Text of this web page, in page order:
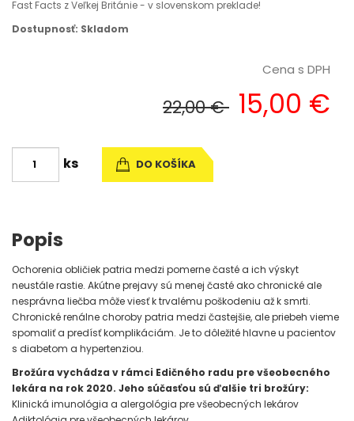
Fast Facts z Veľkej Británie - v slovenskom preklade!
Dostupnosť: Skladom
Cena s DPH
22,00 € 15,00 €
ks DO KOŠÍKA
Popis
Ochorenia obličiek patria medzi pomerne časté a ich výskyt
neustále rastie. Akútne prejavy sú menej časté ako chronické ale
nesprávna liečba môže viesť k trvalému poškodeniu až k smrti.
Chronické renálne choroby patria medzi častejšie, ale priebeh vieme
spomaliť a predísť komplikáciám. Je to dôležité hlavne u pacientov
s diabetom a hypertenziou.
Brožúra vychádza v rámci Edičného radu pre všeobecného
lekára na rok 2020. Jeho súčasťou sú ďalšie tri brožúry:
Klinická imunológia a alergológia pre všeobecných lekárov